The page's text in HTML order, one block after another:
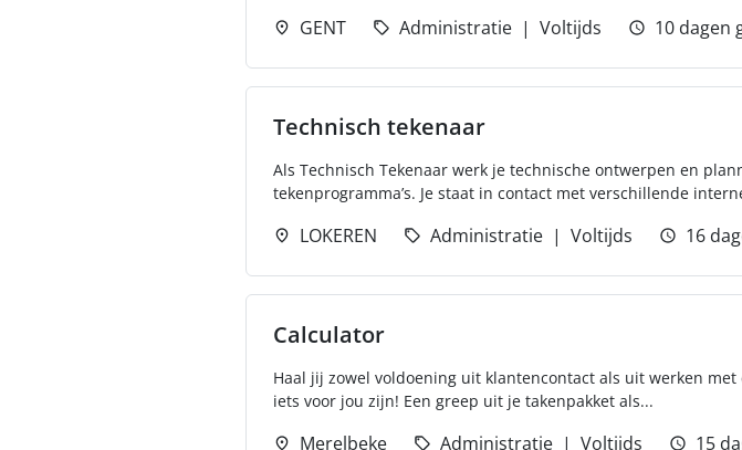
GENT Administratie Voltijds 10 dagen
Technisch tekenaar
Als Technisch Tekenaar werk je technische ontwerpen en
tekenprogramma’s. Je staat in contact met verschillende
LOKEREN Administratie Voltijds 16
Calculator
Haal jij zowel voldoening uit klantencontact als uit werken
iets voor jou zijn! Een greep uit je takenpakket als...
Merelbeke Administratie Voltijds 15